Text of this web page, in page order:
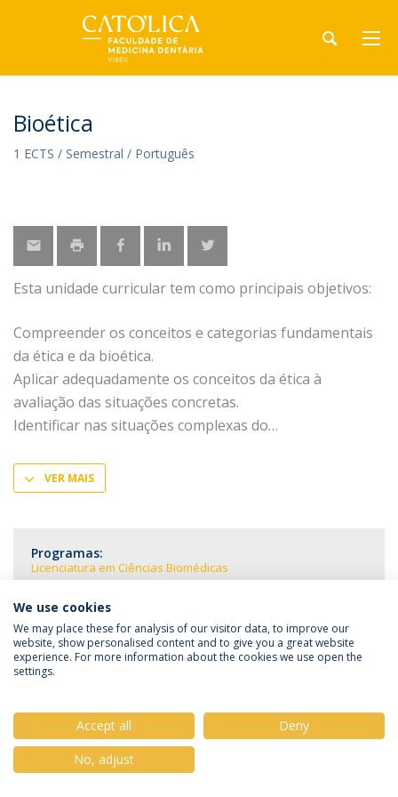
Bioética
1 ECTS / Semestral / Português
Esta unidade curricular tem como principais objetivos:
Compreender os conceitos e categorias fundamentais
da ética e da bioética.
Aplicar adequadamente os conceitos da ética à
avaliação das situações concretas.
Identificar nas situações complexas do
VER MAIS
Programas:
Licenciatura em Ciências Biomédicas
Política de Privacidade
Termos & Condições
© 2026 Universidade Católica Portuguesa
We use cookies
We may place these for analysis of our visitor data, to improve our
website, show personalised content and to give you a great website
experience. For more information about the cookies we use open the
settings.
Accept all
Deny
No, adjust